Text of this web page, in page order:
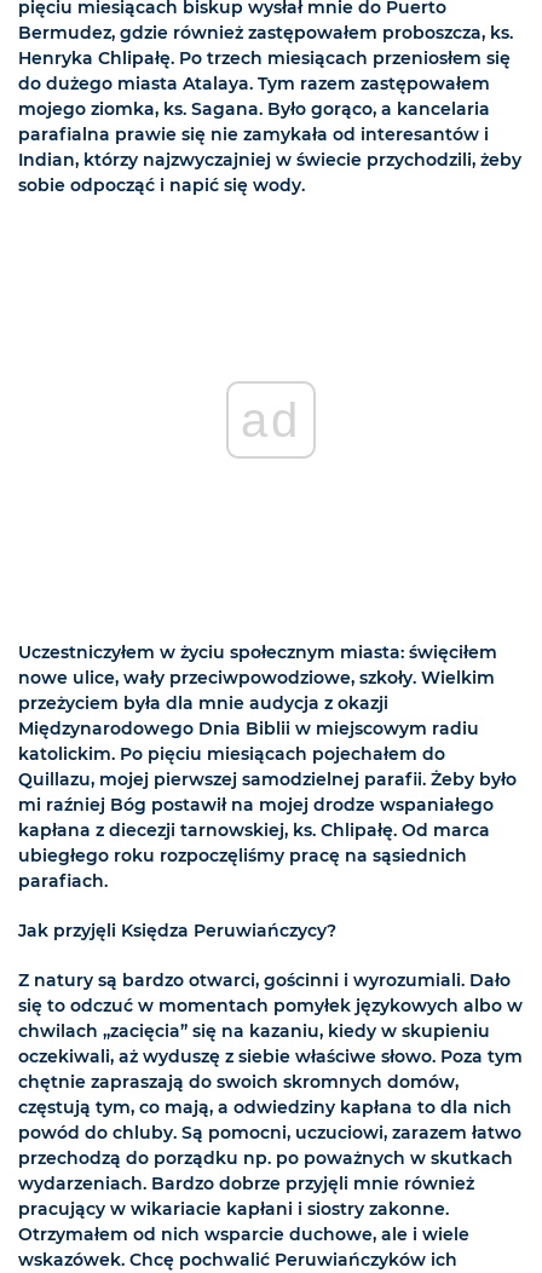
pięciu miesiącach biskup wysłał mnie do Puerto
Bermudez, gdzie również zastępowałem proboszcza, ks.
Henryka Chlipałę. Po trzech miesiącach przeniosłem się
do dużego miasta Atalaya. Tym razem zastępowałem
mojego ziomka, ks. Sagana. Było gorąco, a kancelaria
parafialna prawie się nie zamykała od interesantów i
Indian, którzy najzwyczajniej w świecie przychodzili, żeby
sobie odpocząć i napić się wody.
ad
Uczestniczyłem w życiu społecznym miasta: święciłem
nowe ulice, wały przeciwpowodziowe, szkoły. Wielkim
przeżyciem była dla mnie audycja z okazji
Międzynarodowego Dnia Biblii w miejscowym radiu
katolickim. Po pięciu miesiącach pojechałem do
Quillazu, mojej pierwszej samodzielnej parafii. Żeby było
mi raźniej Bóg postawił na mojej drodze wspaniałego
kapłana z diecezji tarnowskiej, ks. Chlipałę. Od marca
ubiegłego roku rozpoczęliśmy pracę na sąsiednich
parafiach.
Jak przyjęli Księdza Peruwiańczycy?
Z natury są bardzo otwarci, gościnni i wyrozumiali. Dało
się to odczuć w momentach pomyłek językowych albo w
chwilach „zacięcia” się na kazaniu, kiedy w skupieniu
oczekiwali, aż wyduszę z siebie właściwe słowo. Poza tym
chętnie zapraszają do swoich skromnych domów,
częstują tym, co mają, a odwiedziny kapłana to dla nich
powód do chluby. Są pomocni, uczuciowi, zarazem łatwo
przechodzą do porządku np. po poważnych w skutkach
wydarzeniach. Bardzo dobrze przyjęli mnie również
pracujący w wikariacie kapłani i siostry zakonne.
Otrzymałem od nich wsparcie duchowe, ale i wiele
wskazówek. Chcę pochwalić Peruwiańczyków ich